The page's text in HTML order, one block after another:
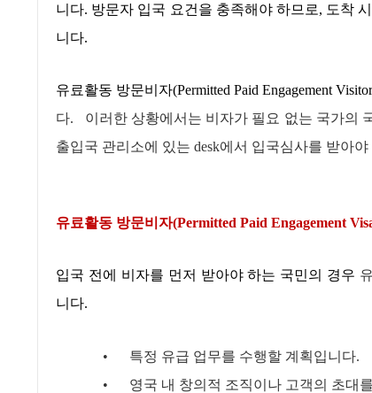
니다. 방문자 입국 요건을 충족해야 하므로, 도착
니다.
유료활동 방문비자(Permitted Paid Engagement
다. 이러한 상황에서는 비자가 필요 없는 국가의
출입국 관리소에 있는 desk에서 입국심사를 받아야
유료활동 방문비자(Permitted Paid Engagement
입국 전에 비자를 먼저 받아야 하는 국민의 경우
니다.
• 특정 유급 업무를 수행할 계획입니다.
•
영국 내 창의적 조직이나 고객의 초대